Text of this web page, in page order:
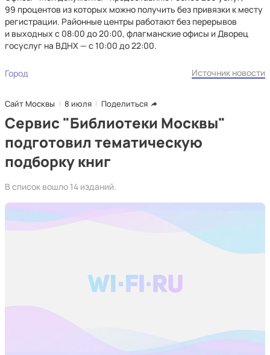
99 процентов из которых можно получить без привязки к месту
регистрации. Районные центры работают без перерывов
и выходных с 08:00 до 20:00, флагманские офисы и Дворец
госуслуг на ВДНХ — с 10:00 до 22:00.
Город Источник новости
Сайт Москвы 8 июля Поделиться
Сервис "Библиотеки Москвы"
подготовил тематическую
подборку книг
В список вошло 14 изданий.